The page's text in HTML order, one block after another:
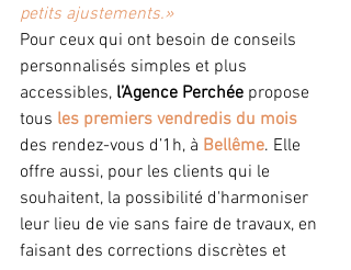
petits ajustements.»
Pour ceux qui ont besoin de conseils
personnalisés simples et plus
accessibles, l’Agence Perchée propose
tous les premiers vendredis du mois
des rendez-vous d’1h, à Bellême. Elle
offre aussi, pour les clients qui le
souhaitent, la possibilité d'harmoniser
leur lieu de vie sans faire de travaux, en
faisant des corrections discrètes et